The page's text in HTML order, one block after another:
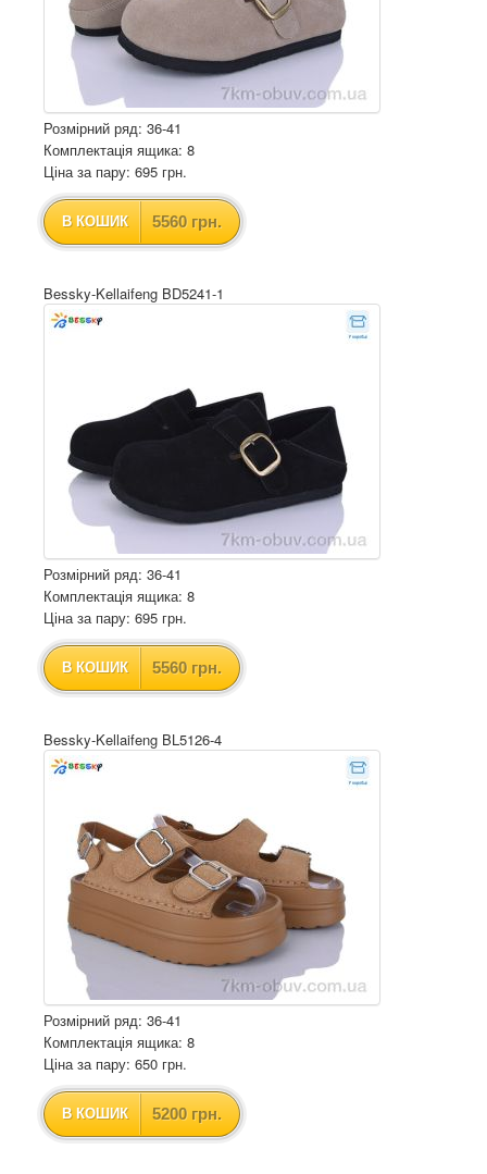
Розмірний ряд: 36-41
Комплектація ящика: 8
Ціна за пару: 695 грн.
В КОШИК 5560 грн.
Bessky-Kellaifeng BD5241-1
Розмірний ряд: 36-41
Комплектація ящика: 8
Ціна за пару: 695 грн.
В КОШИК 5560 грн.
Bessky-Kellaifeng BL5126-4
Розмірний ряд: 36-41
Комплектація ящика: 8
Ціна за пару: 650 грн.
В КОШИК 5200 грн.